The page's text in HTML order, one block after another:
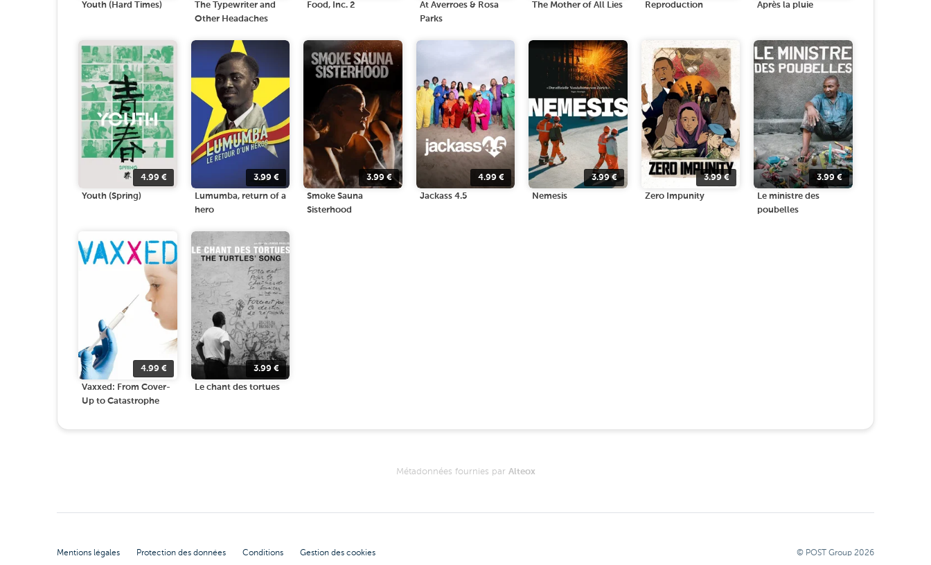
Youth (Hard Times)
The Typewriter and
Other Headaches
Food, Inc. 2
At Averroes & Rosa
Parks
The Mother of All Lies Reproduction Après la pluie
4.99€
Youth (Spring)
3.99 €
Lumumba, return of a
hero
3.99€
Smoke Sauna
Sisterhood
4.99 €
Jackass 4.5
3.99€
Nemesis
3.99€
Zero Impunity
3.99€
Le ministre des
poubelles
4.99€
Vaxxed: From Cover-
Up to Catastrophe
3.99 €
Le chant des tortues
Métadonnées fournies par Alteox
Mentions légales Protection des données Conditions Gestion des cookies © POST Group 2026